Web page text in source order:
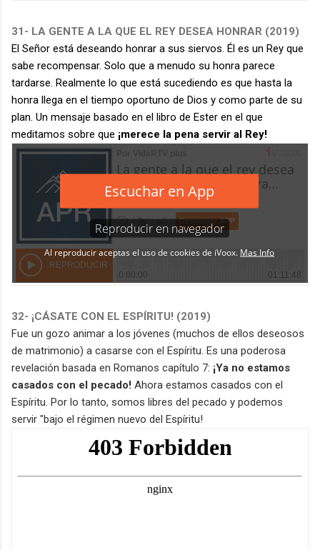
31- LA GENTE A LA QUE EL REY DESEA HONRAR (2019)
El Señor está deseando honrar a sus siervos. Él es un Rey que
sabe recompensar. Solo que a menudo su honra parece
tardarse. Realmente lo que está sucediendo es que hasta la
honra llega en el tiempo oportuno de Dios y como parte de su
plan. Un mensaje basado en el libro de Ester en el que
meditamos sobre que ¡merece la pena servir al Rey!
32- ¡CÁSATE CON EL ESPÍRITU! (2019)
Fue un gozo animar a los jóvenes (muchos de ellos deseosos
de matrimonio) a casarse con el Espíritu. Es una poderosa
revelación basada en Romanos capítulo 7: ¡Ya no estamos
casados con el pecado! Ahora estamos casados con el
Espíritu. Por lo tanto, somos libres del pecado y podemos
servir "bajo el régimen nuevo del Espíritu!